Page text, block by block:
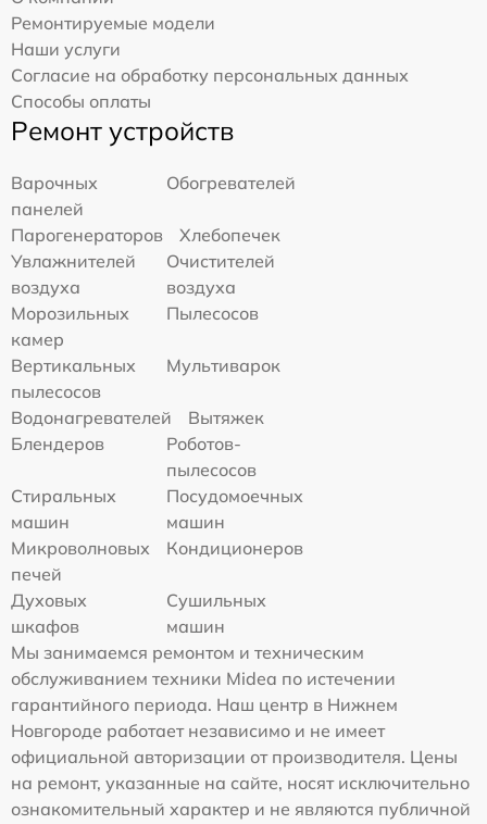
Ремонтируемые модели
Наши услуги
Согласие на обработку персональных данных
Способы оплаты
Ремонт устройств
Варочных
панелей
Обогревателей
Парогенераторов
Хлебопечек
Увлажнителей
воздуха
Очистителей
воздуха
Морозильных
камер
Пылесосов
Вертикальных
пылесосов
Мультиварок
Водонагревателей
Вытяжек
Блендеров
Роботов-
пылесосов
Стиральных
машин
Посудомоечных
машин
Микроволновых
печей
Кондиционеров
Духовых
шкафов
Сушильных
машин
Мы занимаемся ремонтом и техническим
обслуживанием техники Midea по истечении
гарантийного периода. Наш центр в Нижнем
Новгороде работает независимо и не имеет
официальной авторизации от производителя. Цены
на ремонт, указанные на сайте, носят исключительно
ознакомительный характер и не являются публичной